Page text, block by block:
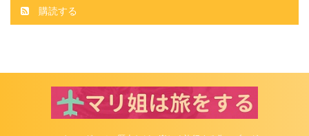
購読する